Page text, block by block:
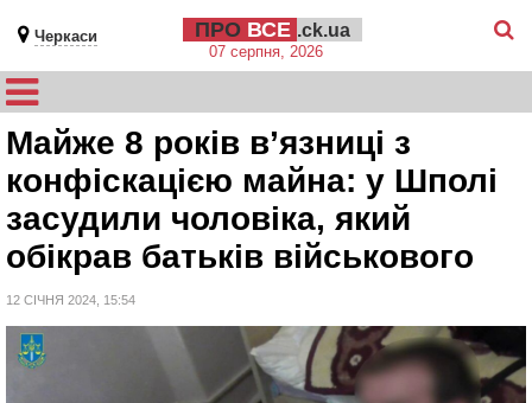
Черкаси ПРО ВСЕ .ck.ua
07 серпня, 2026
Майже 8 років в’язниці з
конфіскацією майна: у Шполі
засудили чоловіка, який
обікрав батьків військового
12 СІЧНЯ 2024, 15:54